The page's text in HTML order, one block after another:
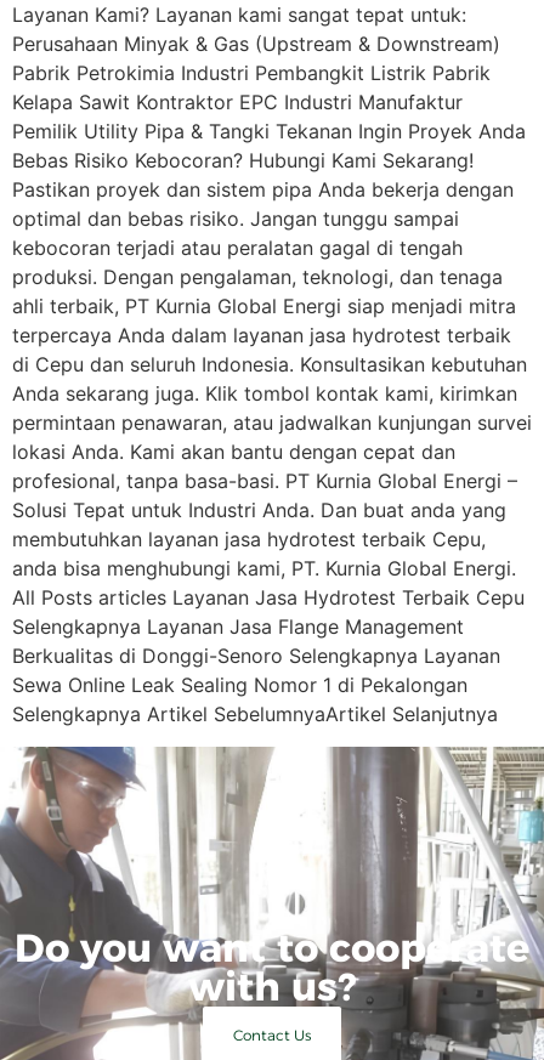
Layanan Kami? Layanan kami sangat tepat untuk:
Perusahaan Minyak & Gas (Upstream & Downstream)
Pabrik Petrokimia Industri Pembangkit Listrik Pabrik
Kelapa Sawit Kontraktor EPC Industri Manufaktur
Pemilik Utility Pipa & Tangki Tekanan Ingin Proyek Anda
Bebas Risiko Kebocoran? Hubungi Kami Sekarang!
Pastikan proyek dan sistem pipa Anda bekerja dengan
optimal dan bebas risiko. Jangan tunggu sampai
kebocoran terjadi atau peralatan gagal di tengah
produksi. Dengan pengalaman, teknologi, dan tenaga
ahli terbaik, PT Kurnia Global Energi siap menjadi mitra
terpercaya Anda dalam layanan jasa hydrotest terbaik
di Cepu dan seluruh Indonesia. Konsultasikan kebutuhan
Anda sekarang juga. Klik tombol kontak kami, kirimkan
permintaan penawaran, atau jadwalkan kunjungan survei
lokasi Anda. Kami akan bantu dengan cepat dan
profesional, tanpa basa-basi. PT Kurnia Global Energi –
Solusi Tepat untuk Industri Anda. Dan buat anda yang
membutuhkan layanan jasa hydrotest terbaik Cepu,
anda bisa menghubungi kami, PT. Kurnia Global Energi.
All Posts articles Layanan Jasa Hydrotest Terbaik Cepu
Selengkapnya Layanan Jasa Flange Management
Berkualitas di Donggi-Senoro Selengkapnya Layanan
Sewa Online Leak Sealing Nomor 1 di Pekalongan
Selengkapnya Artikel SebelumnyaArtikel Selanjutnya
Do you want to cooperate
with us?
Contact Us